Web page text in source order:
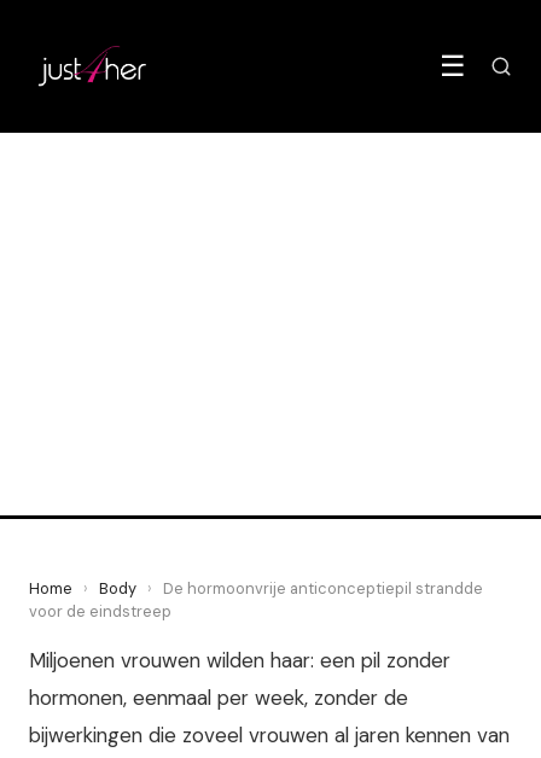
☰
Home › Body ›
De hormoonvrije anticonceptiepil strandde
voor de eindstreep
Miljoenen vrouwen wilden haar: een pil zonder
hormonen, eenmaal per week, zonder de
bijwerkingen die zoveel vrouwen al jaren kennen van